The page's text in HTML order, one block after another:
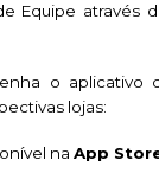
Equipe através
o aplicativo
lojas:
na App